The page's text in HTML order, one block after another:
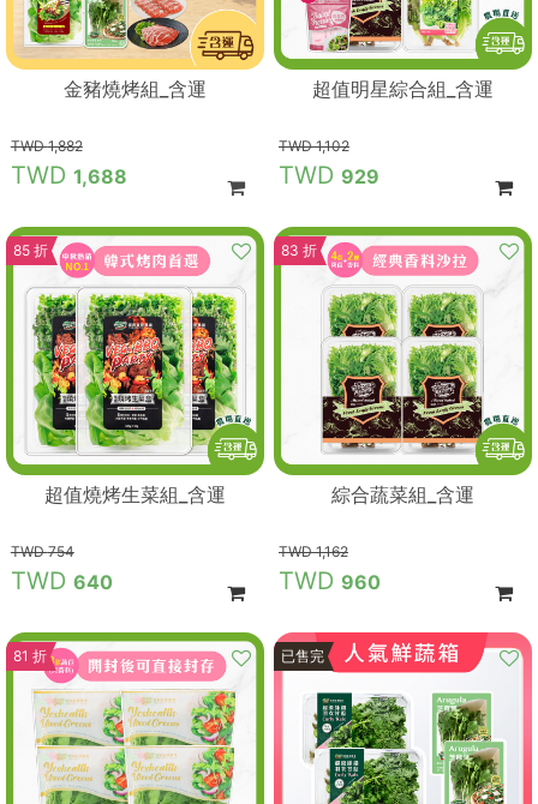
金豬燒烤組_含運
1,882
1,688
超值明星綜合組_含運
1,102
929
85 折
超值燒烤生菜組_含運
754
640
83 折
綜合蔬菜組_含運
1,162
960
81 折 89 折
已售完